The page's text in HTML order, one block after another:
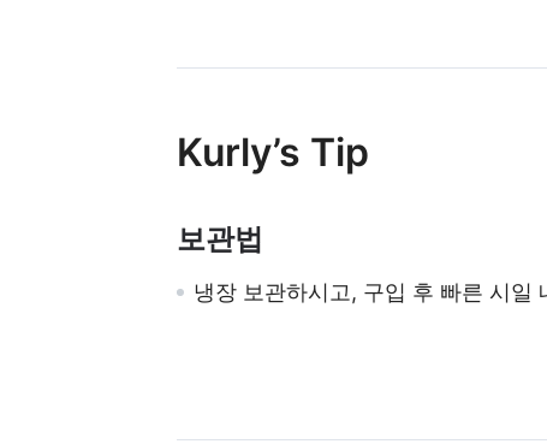
Kurly’s Tip
보관법
냉장 보관하시고, 구입 후 빠른 시일